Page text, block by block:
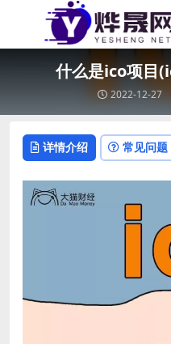
什么是ico项目
2022-12-27
详情介绍 常见问题